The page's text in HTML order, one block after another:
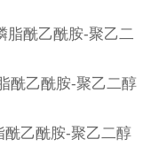
脂酰乙酰胺-聚乙二
酰乙酰胺-聚乙二醇
酰乙酰胺-聚乙二醇